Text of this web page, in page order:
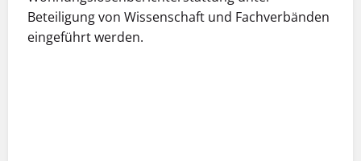
Beteiligung von Wissenschaft und Fachverbänden
eingeführt werden.